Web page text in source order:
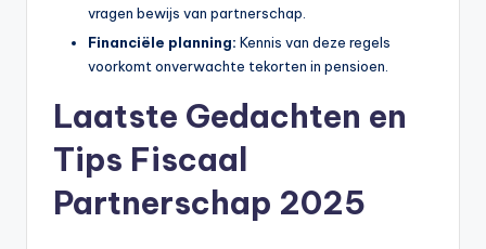
vragen bewijs van partnerschap.
Financiële planning: Kennis van deze regels
voorkomt onverwachte tekorten in pensioen.
Laatste Gedachten en
Tips Fiscaal
Partnerschap 2025